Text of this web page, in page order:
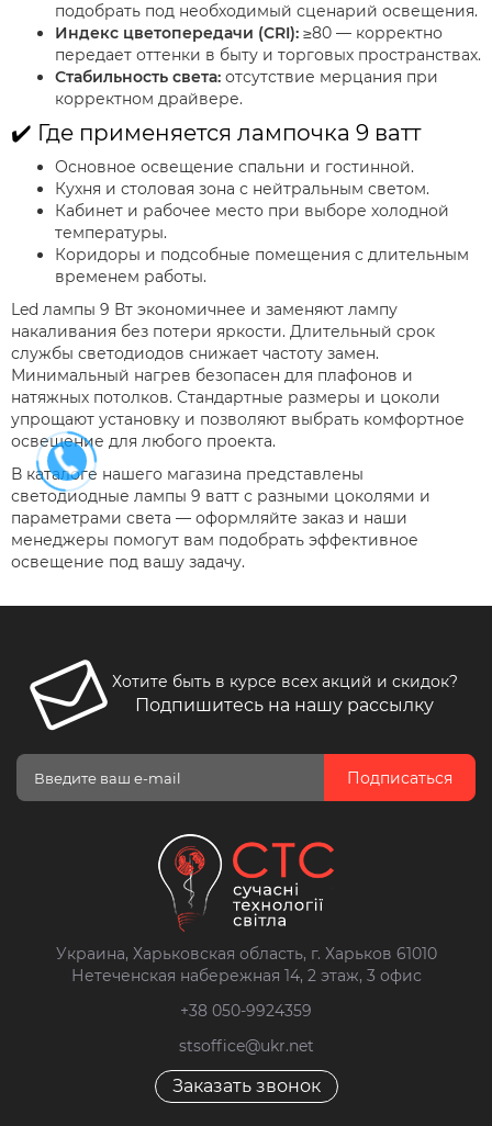
подобрать под необходимый сценарий освещения.
Индекс цветопередачи (CRI): ≥80 — корректно
передает оттенки в быту и торговых пространствах.
Стабильность света: отсутствие мерцания при
корректном драйвере.
✔️ Где применяется лампочка 9 ватт
Основное освещение спальни и гостинной.
Кухня и столовая зона с нейтральным светом.
Кабинет и рабочее место при выборе холодной
температуры.
Коридоры и подсобные помещения с длительным
временем работы.
Led лампы 9 Вт экономичнее и заменяют лампу
накаливания без потери яркости. Длительный срок
службы светодиодов снижает частоту замен.
Минимальный нагрев безопасен для плафонов и
натяжных потолков. Стандартные размеры и цоколи
упрощают установку и позволяют выбрать комфортное
освещение для любого проекта.
В каталоге нашего магазина представлены
светодиодные лампы 9 ватт с разными цоколями и
параметрами света — оформляйте заказ и наши
менеджеры помогут вам подобрать эффективное
освещение под вашу задачу.
Хотите быть в курсе всех акций и скидок?
Подпишитесь на нашу рассылку
Подписаться
Украина, Харьковская область, г. Харьков 61010
Нетеченская набережная 14, 2 этаж, 3 офис
+38 050-9924359
stsoffice@ukr.net
Заказать звонок